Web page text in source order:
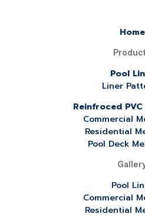
Home
Pool
Liner
Reinfroced
Commercial
Residential
Pool Deck
Pool
Commercial
Residential